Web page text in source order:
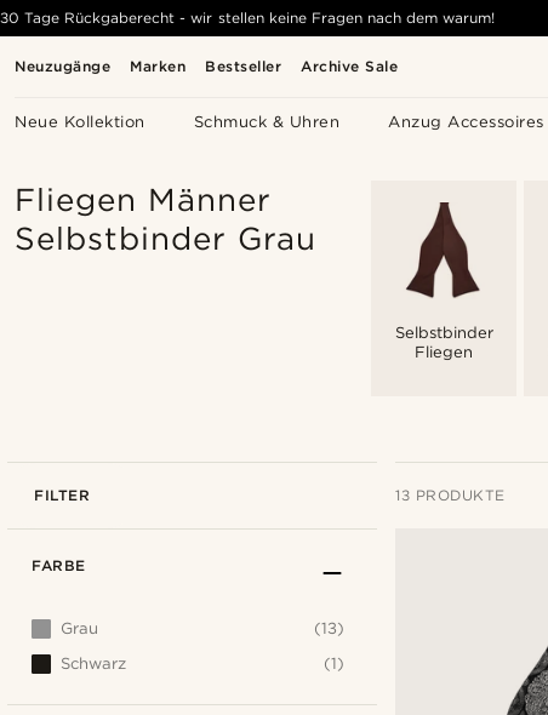
Neuzugänge Marken Bestseller Archive Sale
Neue Kollektion Schmuck & Uhren Anzug Accessoires
30 Tage Rückgaberecht - wir stellen keine Fragen nach dem warum!
Fliegen Männer
Selbstbinder Grau
Selbstbinder
Fliegen
FILTER 13 PRODUKTE
FARBE
Grau
(13)
Schwarz
(1)